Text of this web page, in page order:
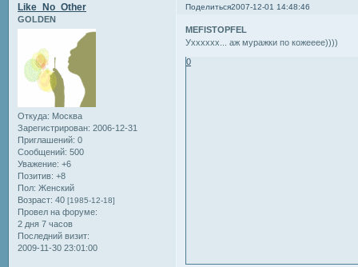
Поделиться2007-12-01 14:48:46
Like_No_Other
GOLDEN
Откуда: Москва
Зарегистрирован: 2006-12-31
Приглашений: 0
Сообщений: 500
Уважение: +6
Позитив: +8
Пол: Женский
Возраст: 40 [1985-12-18]
Провел на форуме:
2 дня 7 часов
Последний визит:
2009-11-30 23:01:00
MEFISTOPFEL
Ухххххх... аж муражки по кожееее))))
0